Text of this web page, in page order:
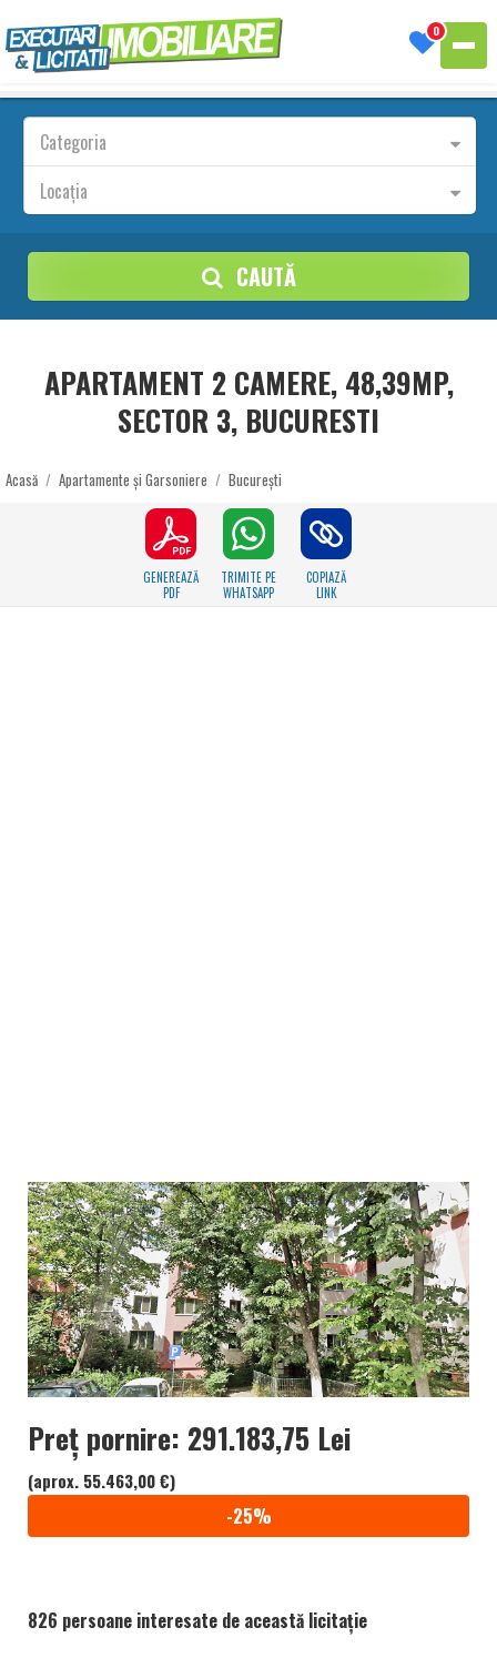
0
Categoria
Locația
CAUTĂ
APARTAMENT 2 CAMERE, 48,39MP,
SECTOR 3, BUCURESTI
Acasă / Apartamente și Garsoniere / București
GENEREAZĂ
PDF
TRIMITE PE
WHATSAPP
COPIAZĂ
LINK
Preț pornire: 291.183,75 Lei
(aprox. 55.463,00 €)
-25%
826 persoane interesate de această licitație